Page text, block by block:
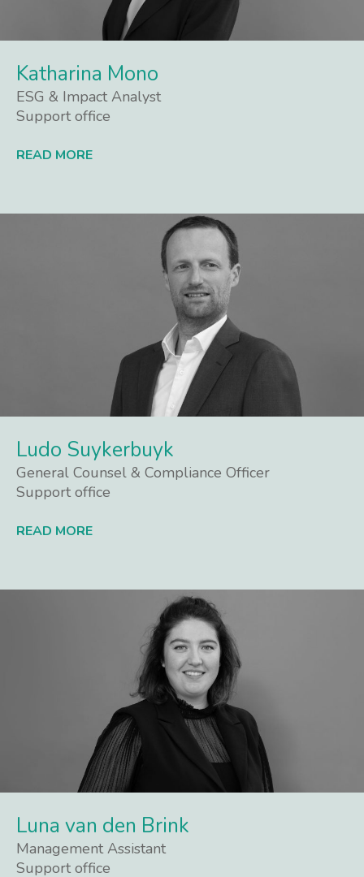
Katharina Mono
ESG & Impact Analyst
Support office
READ MORE
Ludo Suykerbuyk
General Counsel & Compliance Officer
Support office
READ MORE
Luna van den Brink
Management Assistant
Support office